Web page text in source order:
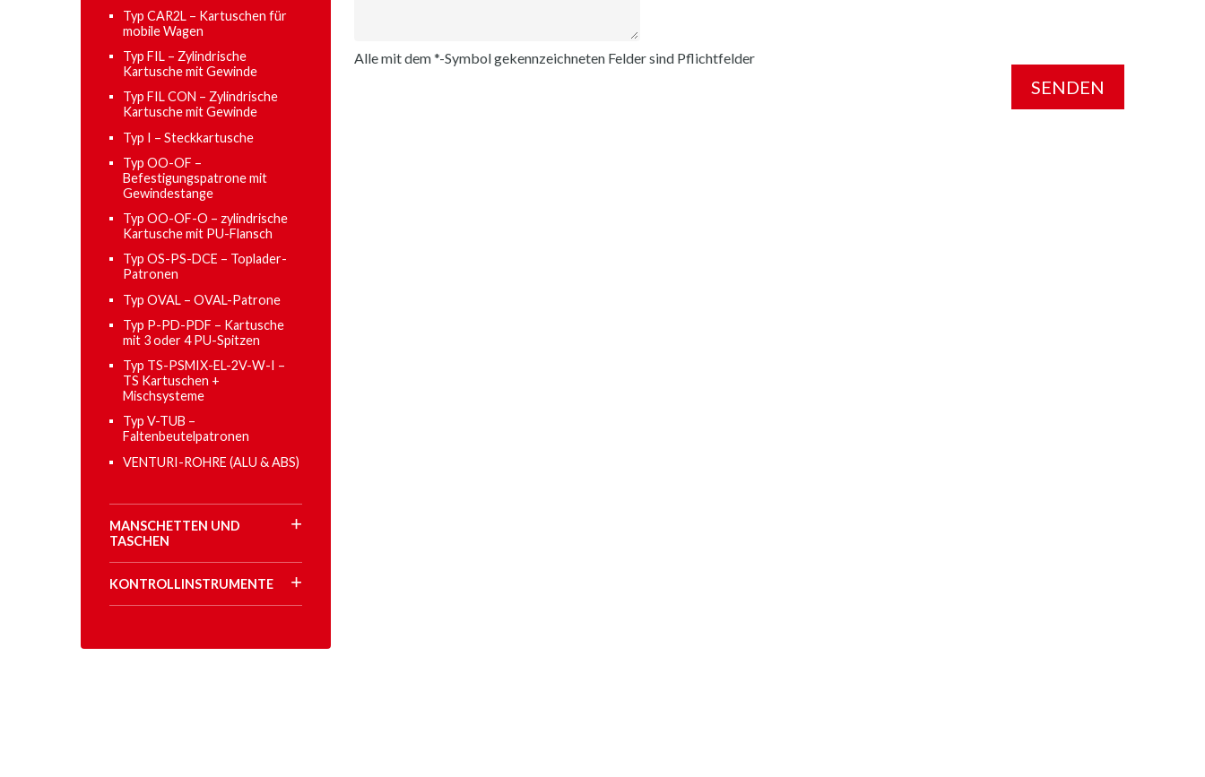
Typ CAR2L – Kartuschen für
mobile Wagen
Typ FIL ​​– Zylindrische
Kartusche mit Gewinde
Typ FIL CON ​​– Zylindrische
Kartusche mit Gewinde
Typ I – Steckkartusche
Typ OO-OF –
Befestigungspatrone mit
Gewindestange
Typ OO-OF-O – zylindrische
Kartusche mit PU-Flansch
Typ OS-PS-DCE – Toplader-
Patronen
Typ OVAL – OVAL-Patrone
Typ P-PD-PDF – Kartusche
mit 3 oder 4 PU-Spitzen
Typ TS-PSMIX-EL-2V-W-I –
TS Kartuschen +
Mischsysteme
Typ V-TUB –
Faltenbeutelpatronen
VENTURI-ROHRE (ALU & ABS)
MANSCHETTEN UND
TASCHEN
KONTROLLINSTRUMENTE
Alle mit dem *-Symbol gekennzeichneten Felder sind Pflichtfelder